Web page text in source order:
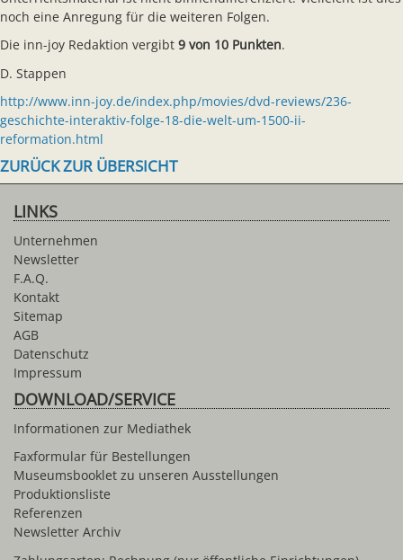
noch eine Anregung für die weiteren Folgen.
Die inn-joy Redaktion vergibt 9 von 10 Punkten.
D. Stappen
http://www.inn-joy.de/index.php/movies/dvd-reviews/236-
geschichte-interaktiv-folge-18-die-welt-um-1500-ii-
reformation.html
ZURÜCK ZUR ÜBERSICHT
LINKS
Unternehmen
Newsletter
F.A.Q.
Kontakt
Sitemap
AGB
Datenschutz
Impressum
DOWNLOAD/SERVICE
Informationen zur Mediathek
Faxformular für Bestellungen
Museumsbooklet zu unseren Ausstellungen
Produktionsliste
Referenzen
Newsletter Archiv